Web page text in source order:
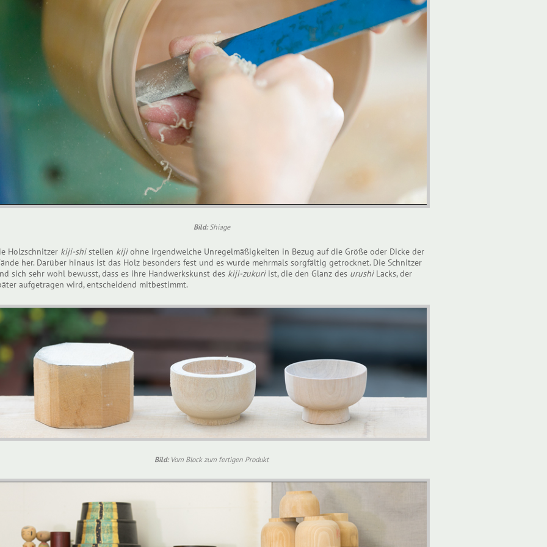
Bild: Shiage
Holzschnitzer kiji-shistellen kijiohne irgendwelche Unregelmäßigkeiten in Bezug auf die Größe oder Dicke der
her. Darüber hinaus ist das Holz besonders fest und es wurde mehrmals sorgfältig getrocknet. Die Schnitzer
sich sehr wohl bewusst, dass es ihre Handwerkskunst des kiji-zukuriist, die den Glanz des urushiLacks, der
aufgetragen wird, entscheidend mitbestimmt.
Bild:Vom Block zum fertigen Produkt